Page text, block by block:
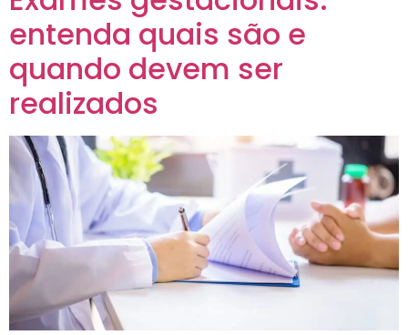
entenda quais são e
quando devem ser
realizados